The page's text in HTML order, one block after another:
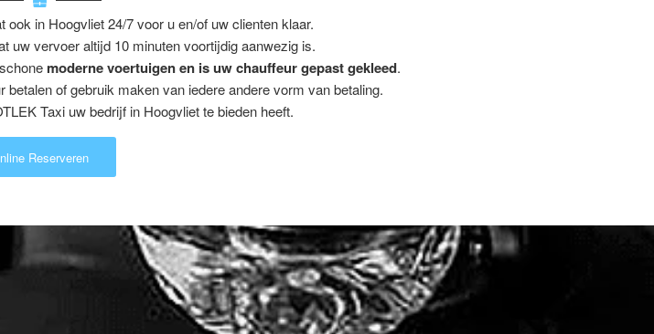
in Hoogvliet 24/7 voor u en/of uw clienten klaar.
uw vervoer altijd 10 minuten voortijdig aanwezig is.
moderne voertuigen en is uw chauffeur gepast gekleed.
of gebruik maken van iedere andere vorm van betaling.
Taxi uw bedrijf in Hoogvliet te bieden heeft.
Reserveren